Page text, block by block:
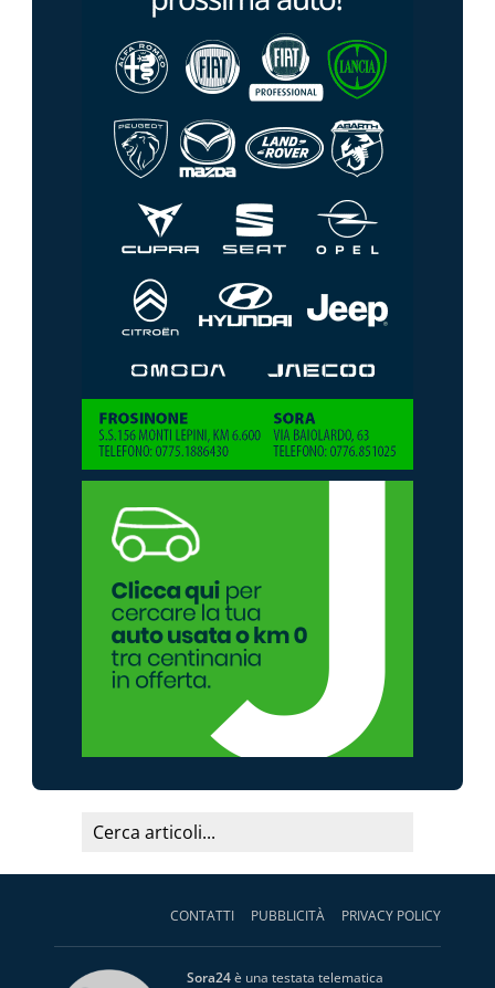
CONTATTI PUBBLICITÀ PRIVACY POLICY
Sora24è una testata telematica